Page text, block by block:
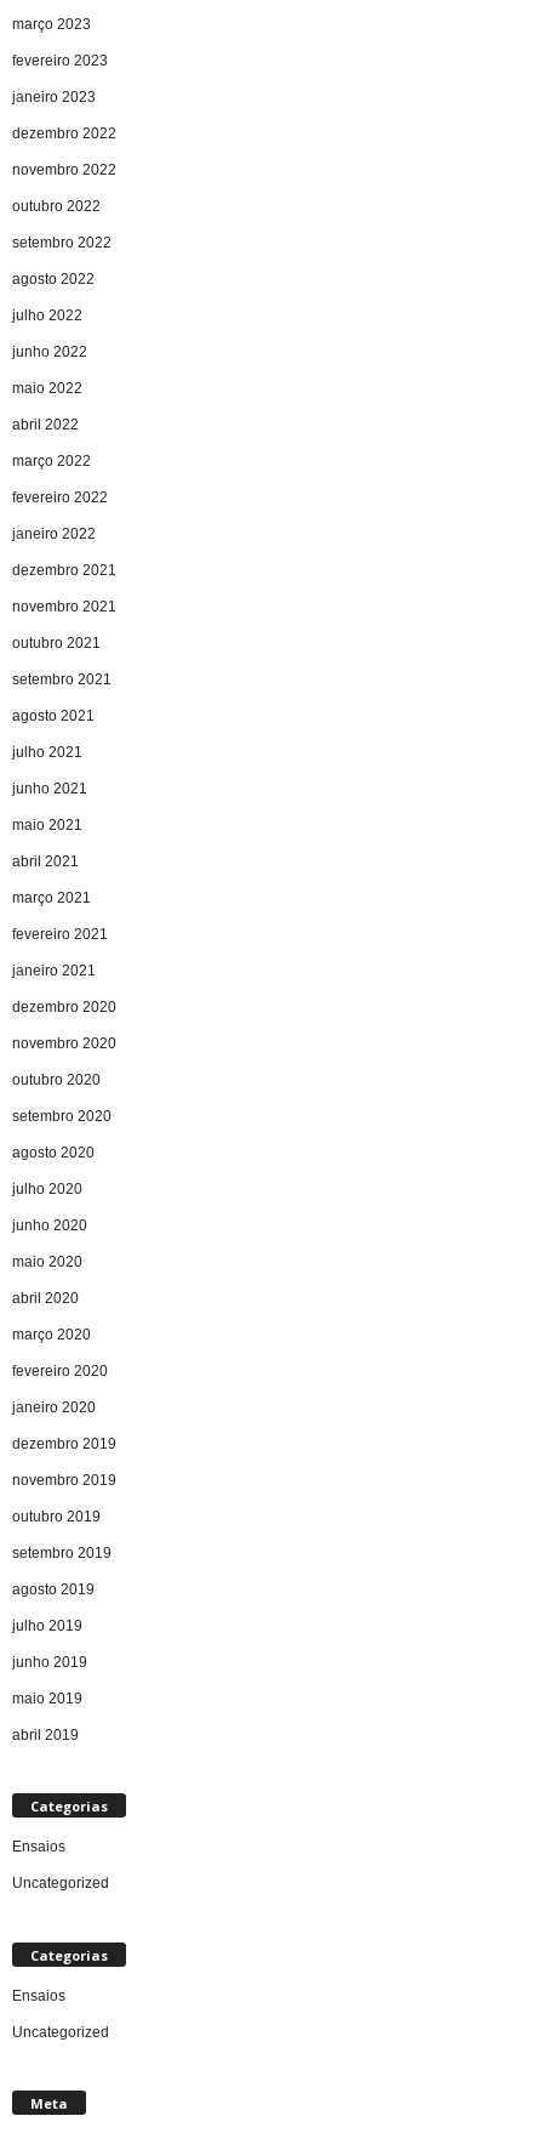
março 2023
fevereiro 2023
janeiro 2023
dezembro 2022
novembro 2022
outubro 2022
setembro 2022
agosto 2022
julho 2022
junho 2022
maio 2022
abril 2022
março 2022
fevereiro 2022
janeiro 2022
dezembro 2021
novembro 2021
outubro 2021
setembro 2021
agosto 2021
julho 2021
junho 2021
maio 2021
abril 2021
março 2021
fevereiro 2021
janeiro 2021
dezembro 2020
novembro 2020
outubro 2020
setembro 2020
agosto 2020
julho 2020
junho 2020
maio 2020
abril 2020
março 2020
fevereiro 2020
janeiro 2020
dezembro 2019
novembro 2019
outubro 2019
setembro 2019
agosto 2019
julho 2019
junho 2019
maio 2019
abril 2019
Categorias
Ensaios
Uncategorized
Categorias
Ensaios
Uncategorized
Meta